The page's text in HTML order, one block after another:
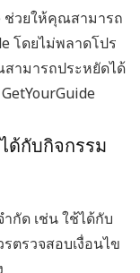
ช่วยให้คุณสามารถ
โดยไม่พลาดโปร
ามารถประหยัดได้
ด้กับกิจกรรม
กัด เช่น ใช้ได้กับ
ตรวจสอบเงื่อนไข